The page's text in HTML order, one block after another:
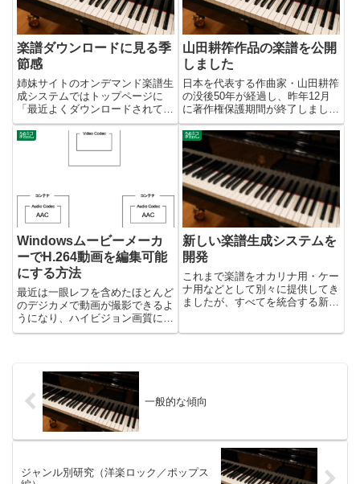
楽譜ダウンロードに見る季
節感
姉妹サイトのオンデマンド楽譜生
成システムではトップページに
「最近よくダウンロードされてい
る曲」というランキングがありま
す。これは直近2週間のアクセス
を集計して、アクセス数の多い順
山田耕筰作品の楽譜を公開
しました
日本を代表する作曲家・山田耕筰
の没後50年が経過し、昨年12月
に著作権保護期間が終了しまし
た。これに伴い、2016年1月1日
よりパブリックドメインとなり、
作品を自由に公開できるようにな
りました。
雑記
Windowsムービーメーカ
ーでH.264動画を編集可能
にする方法
最近は一眼レフを含めたほとんど
のデジカメで動画が撮影できるよ
うになり、ハイビジョン画質に対
応したものも増えて、かつてのビ
スチルカメラとビデオカメラの境
界が曖昧になっていくことでし
ょ...
雑記
新しい楽譜生成システムを
開発
これまで楽譜をオカリナ用・ケー
ナ用などとして別々に提供してき
ましたが、すべてを統合する新し
一般的な傾向
ジャンル別研究（洋楽ロック／ポップス